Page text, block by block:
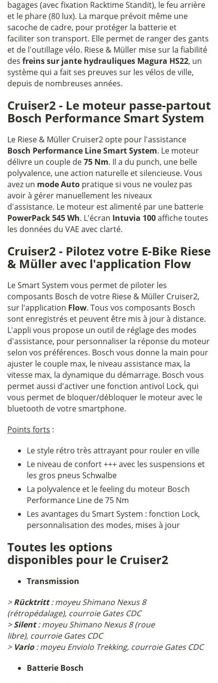
bagages (avec fixation Racktime Standit), le feu arrière
et le phare (80 lux). La marque prévoit même une
sacoche de cadre, pour protéger la batterie et
faciliter son transport. Elle permet de ranger des gants
et de l'outillage vélo. Riese & Müller mise sur la fiabilité
des freins sur jante hydrauliques Magura HS22, un
système qui a fait ses preuves sur les vélos de ville,
depuis de nombreuses années.
Cruiser2 - Le moteur passe-partout
Bosch Performance Smart System
Le Riese & Müller Cruiser2 opte pour l'assistance
Bosch Performance LineSmart System. Le moteur
délivre un couple de75 Nm. Il a du punch, une belle
polyvalence, une action naturelle et silencieuse. Vous
avez un mode Auto pratique si vous ne voulez pas
avoir à gérer manuellement les niveaux
d'assistance. Le moteur est alimenté par une batterie
PowerPack 545 Wh. L'écran Intuvia 100affiche toutes
les données du VAE avec clarté.
Cruiser2 - Pilotez votre E-Bike Riese
& Müller avec l'application Flow
Le Smart System vous permet de piloter les
composants Bosch de votre Riese & Müller Cruiser2,
sur l'application Flow. Tous vos composants Bosch
sont enregistrés et peuvent être mis à jour à distance.
L'appli vous propose un outil de réglage des modes
d'assistance, pour personnaliser la réponse du moteur
selon vos préférences. Bosch vous donne la main pour
ajuster le couple max, le niveau assistance max, la
vitesse max, la dynamique du démarrage. Bosch vous
permet aussi d'activer une fonction antivol Lock, qui
vous permet de bloquer/débloquer le moteur avec le
bluetooth de votre smartphone.
Points forts :
Le style rétro très attrayant pour rouler en ville
Le niveau de confort +++ avec les suspensions et
les gros pneus Schwalbe
La polyvalence et le feeling du moteur Bosch
Performance Line de 75 Nm
Les avantages du Smart System : fonction Lock,
personnalisation des modes, mises à jour
Toutes les options
disponibles pour le Cruiser2
Transmission
>Rücktritt: moyeu Shimano Nexus 8
(rétropédalage), courroie Gates CDC
>Silent: moyeu Shimano Nexus 8 (roue
libre), courroie Gates CDC
> Vario: moyeu Enviolo Trekking, courroie Gates CDC
Batterie Bosch